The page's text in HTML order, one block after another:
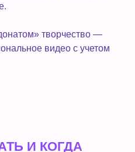
творчество —
видео с учетом
И КОГДА